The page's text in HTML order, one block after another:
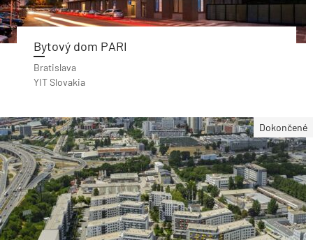
Bytový dom PARI
Bratislava
YIT Slovakia
Dokončené